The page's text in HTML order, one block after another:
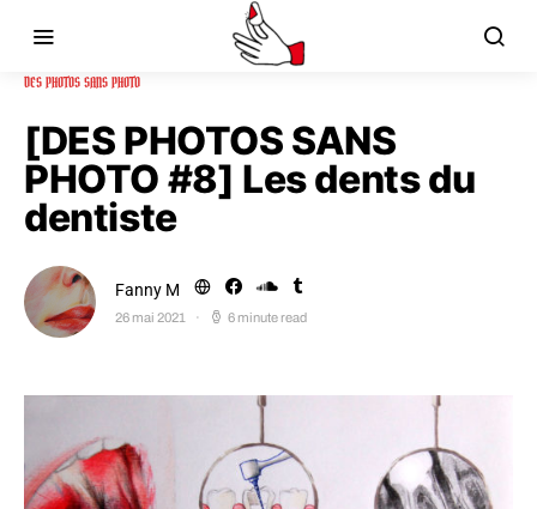
DES PHOTOS SANS PHOTO
[DES PHOTOS SANS
PHOTO #8] Les dents du
dentiste
Fanny M
26 mai 2021 6 minute read